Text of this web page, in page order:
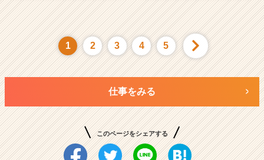
1 2 3 4 5
仕事をみる
このページをシェアする